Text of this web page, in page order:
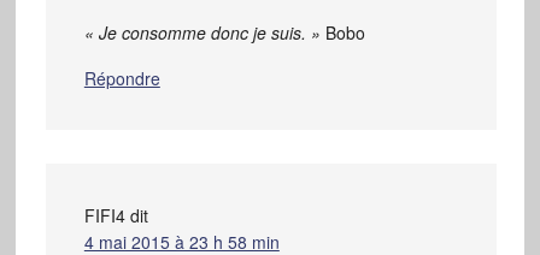
« Je consomme donc je suis. » Bobo
Répondre
FIFI4 dit
4 mai 2015 à 23 h 58 min